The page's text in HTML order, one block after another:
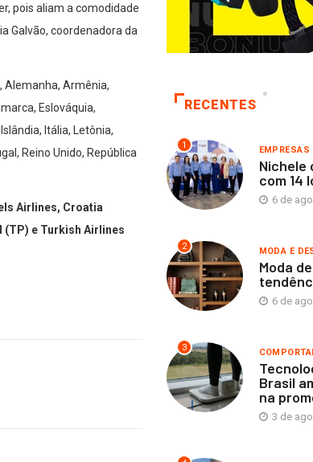
pois aliam a comodidade
Galvão, coordenadora da
Alemanha, Armênia,
Eslováquia,
Itália, Letônia,
Reino Unido, República
Airlines, Croatia
(TP) e Turkish Airlines
RECENTES
1 EMPRESAS
Nichele
com 14
6 de
2 MODA E
Moda
6 de
3
Brasil
na
3 de